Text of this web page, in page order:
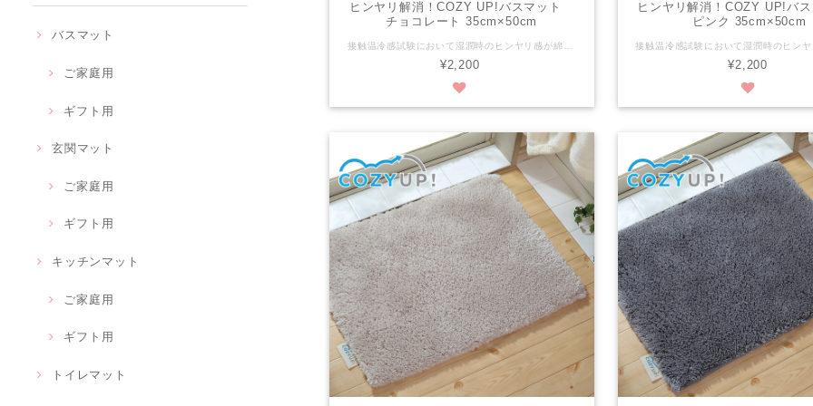
バスマット
ご家庭用
ギフト用
玄関マット
ご家庭用
ギフト用
キッチンマット
ご家庭用
ギフト用
トイレマット
ヒンヤリ解消！COZY UP!バスマット
チョコレート 35cm×50cm
¥2,200
ヒンヤリ解消！COZY UP!バ
ピンク 35cm×50cm
¥2,200